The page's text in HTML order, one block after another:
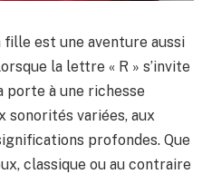
est une aventure aussi
la lettre « R » s’invite
porte à une richesse
sonorités variées, aux
profondes. Que
classique ou au contraire